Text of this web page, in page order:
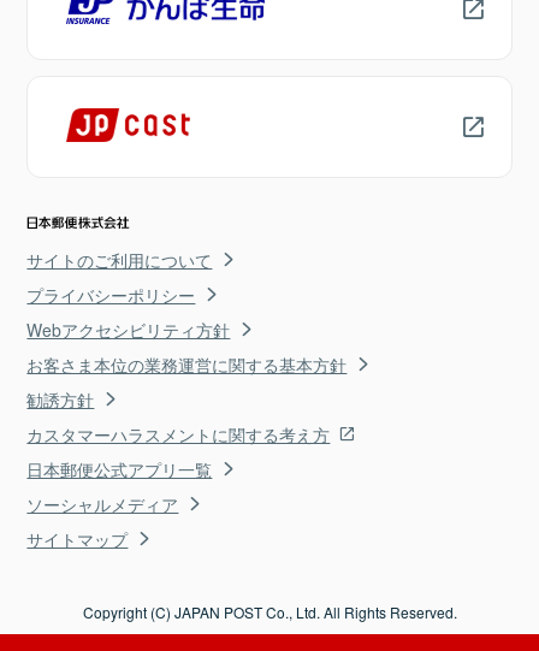
サイトのご利用について
プライバシーポリシー
Webアクセシビリティ方針
お客さま本位の業務運営に関する基本方針
勧誘方針
カスタマーハラスメントに関する考え方
日本郵便公式アプリ一覧
ソーシャルメディア
サイトマップ
Copyright (C) JAPAN POST Co., Ltd. All Rights Reserved.